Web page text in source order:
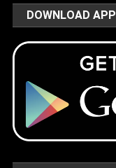
DOWNLOAD APP